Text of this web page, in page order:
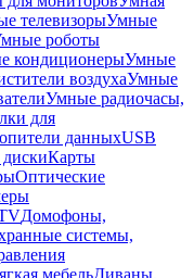
телевизорыУмные
роботы
кондиционерыУмные
воздухаУмные
Умные радиочасы,
для
данныхUSB
Карты
Оптические
Домофоны,
системы,
мебельДиваны,